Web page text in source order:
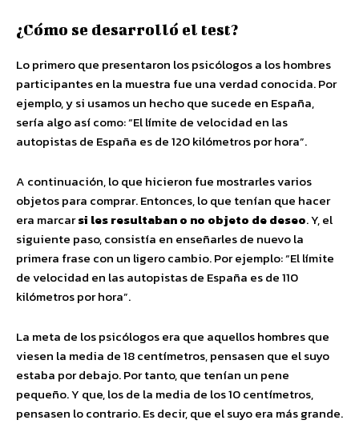
¿Cómo se desarrolló el test?
Lo primero que presentaron los psicólogos a los hombres
participantes en la muestra fue una verdad conocida. Por
ejemplo, y si usamos un hecho que sucede en España,
sería algo así como: “El límite de velocidad en las
autopistas de España es de 120 kilómetros por hora”.
A continuación, lo que hicieron fue mostrarles varios
objetos para comprar. Entonces, lo que tenían que hacer
era marcarsi les resultaban o no objeto de deseo. Y, el
siguiente paso, consistía en enseñarles de nuevo la
primera frase con un ligero cambio. Por ejemplo: “El límite
de velocidad en las autopistas de España es de 110
kilómetros por hora”.
La meta de los psicólogos era que aquellos hombres que
viesen la media de 18 centímetros, pensasen que el suyo
estaba por debajo. Por tanto, que tenían un pene
pequeño. Y que, los de la media de los 10 centímetros,
pensasen lo contrario. Es decir, que el suyo era más grande.